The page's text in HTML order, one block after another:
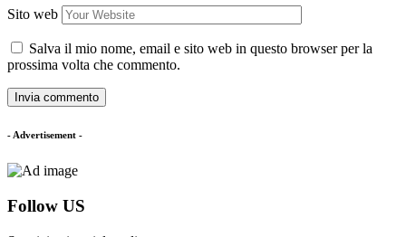
Sito web
Salva il mio nome, email e sito web in questo browser per la
prossima volta che commento.
- Advertisement -
Follow US